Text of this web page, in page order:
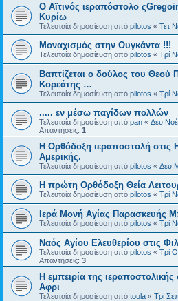
Ο Αϊτινός ιεραπόστολο
Κυρίω
Τελευταία δημοσίευση από pilotos « Τετ
Μοναχισμός στην Ουγκάντα !!!
Τελευταία δημοσίευση από pilotos « Τρί
Βαπτίζεται ο δούλος του
Κορεάτης …
Τελευταία δημοσίευση από pilotos « Τρί
..... εν μέσω παγίδων πολλών
Τελευταία δημοσίευση από pan « Δευ
Απαντήσεις: 1
Η Ορθόδοξη ιεραποστολή στις
Αμερικής.
Τελευταία δημοσίευση από pilotos « Δευ
Η πρώτη Ορθόδοξη Θεία
Τελευταία δημοσίευση από pilotos « Τρί
Ιερά Μονή Αγίας Παρασκευής
Τελευταία δημοσίευση από pilotos « Τρί
Ναός Αγίου Ελευθερίου στις
Τελευταία δημοσίευση από pilotos « Τρί
Απαντήσεις: 3
Η εμπειρία της
Αφρι
Τελευταία δημοσίευση από toula « Τρί